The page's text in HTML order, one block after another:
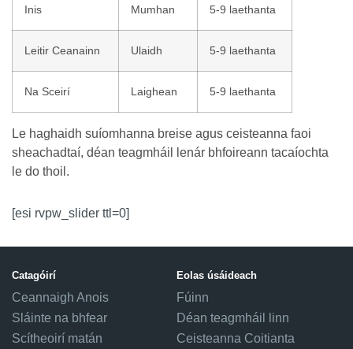
Inis Mumhan 5-9 laethanta
Leitir Ceanainn Ulaidh 5-9 laethanta
Na Sceirí Laighean 5-9 laethanta
Le haghaidh suíomhanna breise agus ceisteanna faoi
sheachadtaí, déan teagmháil lenár bhfoireann tacaíochta
le do thoil.
[esi rvpw_slider ttl=0]
Catagóirí
Ceannaigh Anois
Sláinte na bhfear
Scítheoirí matán
Eolas úsáideach
Fúinn
Déan teagmháil linn
Ceisteanna Coitianta